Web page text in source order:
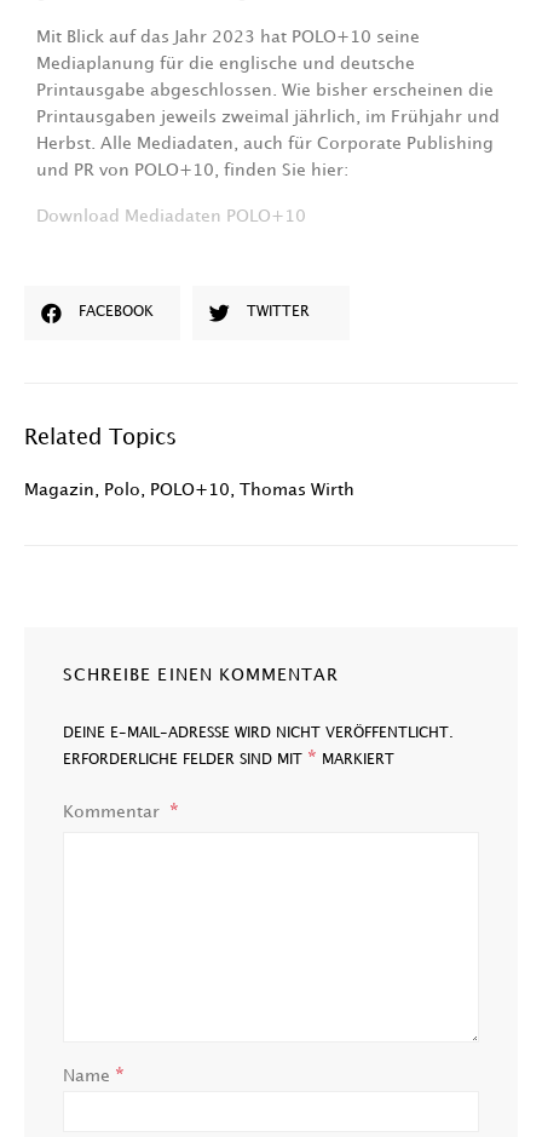
Mit Blick auf das Jahr 2023 hat POLO+10 seine
Mediaplanung für die englische und deutsche
Printausgabe abgeschlossen. Wie bisher erscheinen die
Printausgaben jeweils zweimal jährlich, im Frühjahr und
Herbst. Alle Mediadaten, auch für Corporate Publishing
und PR von POLO+10, finden Sie hier:
Download Mediadaten POLO+10
FACEBOOK TWITTER
Related Topics
Magazin Polo POLO+10 Thomas Wirth
SCHREIBE EINEN KOMMENTAR
DEINE E-MAIL-ADRESSE WIRD NICHT VERÖFFENTLICHT.
ERFORDERLICHE FELDER SIND MIT * MARKIERT
Kommentar
Name *